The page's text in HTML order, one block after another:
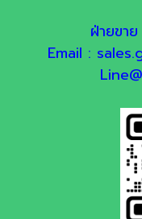
ฝ่ายขา
Email :